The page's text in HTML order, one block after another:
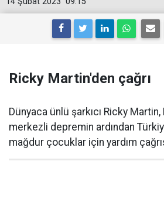
Ricky Martin'den çağrı
Dünyaca ünlü şarkıcı Ricky
merkezli depremin ardından
mağdur çocuklar için yardım